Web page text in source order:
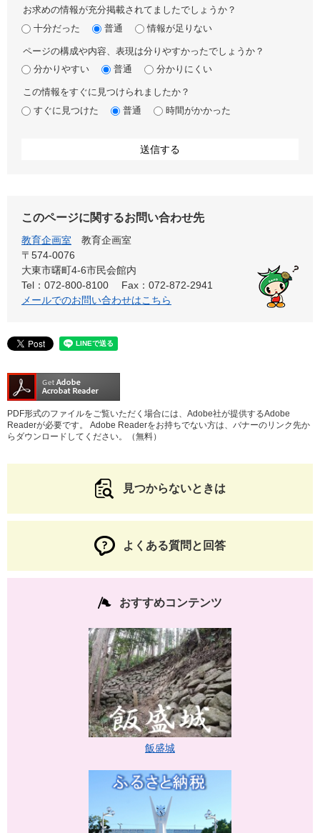
お求めの情報が充分掲載されてましたでしょうか？
十分だった
普通 情報が足りない
ページの構成や内容、表現は分りやすかったでしょうか？
分かりやすい
普通 分かりにくい
この情報をすぐに見つけられましたか？
すぐに見つけた
普通 時間がかかった
このページに関するお問い合わせ先
教育企画室
教育企画室
〒574-0076
大東市曙町4-6市民会館内
Tel：072-800-8100
Fax：072-872-2941
メールでのお問い合わせはこちら
PDF形式のファイルをご覧いただく場合には、Adobe社が提供するAdobe
Readerが必要です。
Adobe Readerをお持ちでない方は、バナーのリンク先か
らダウンロードしてください。（無料）
見つからないときは
よくある質問と回答
おすすめコンテンツ
飯盛城